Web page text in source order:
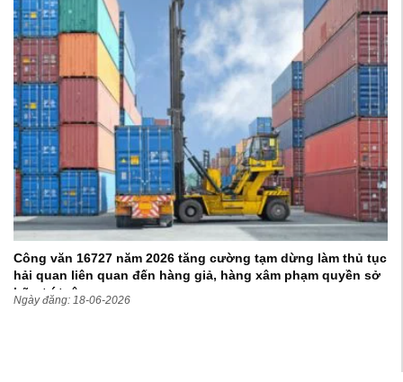
Công văn 16727 năm 2026 tăng cường tạm dừng làm thủ tục
hải quan liên quan đến hàng giả, hàng xâm phạm quyền sở
hữu trí tuệ
Ngày đăng: 18-06-2026